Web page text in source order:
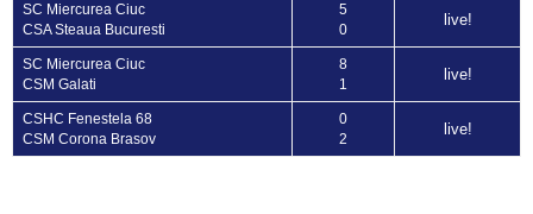
SC Miercurea Ciuc
CSA Steaua Bucuresti
5
0
live!
SC Miercurea Ciuc
CSM Galati
8
1
live!
CSHC Fenestela 68
CSM Corona Brasov
0
2
live!